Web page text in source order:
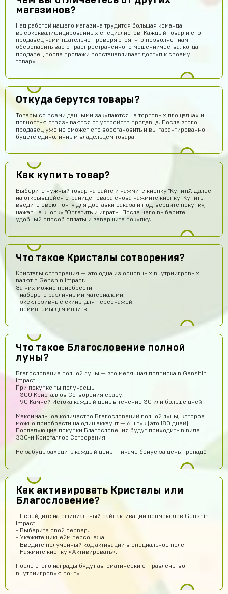
магазинов?
Над работой нашего магазина трудится большая команда
высококвалифицированных специалистов. Каждый товар и его
продавец нами тщательно проверяются, что позволяет нам
обезопасить вас от распространенного мошенничества, когда
продавец после продажи восстанавливает доступ к своему
товару.
Откуда берутся товары?
Товары со всеми данными закупаются на торговых площадках и
полностью отвязываются от устройств продавца. После этого
продавец уже не сможет его восстановить и вы гарантированно
будете единоличным владельцем товара.
Как купить товар?
Выберите нужный товар на сайте и нажмите кнопку "Купить". Далее
на открывшейся странице товара снова нажмите кнопку "Купить",
введите свою почту для доставки заказа и подтвердите покупку,
нажав на кнопку "Оплатить и играть". После чего выберите
удобный способ оплаты и завершите покупку.
Что такое Кристалы сотворения?
Кристалы сотворения — это одна из основных внутриигровых
валют в Genshin Impact.
За них можно приобрести:
- наборы с различными материалами,
- эксклюзивные скины для персонажей,
- примогемы для молитв.
Что такое Благословение полной
луны?
Благословение полной луны — это месячная подписка в Genshin
Impact.
При покупке ты получаешь:
- 300 Кристаллов Сотворения сразу;
- 90 Камней Истока каждый день в течение 30 или больше дней.
Максимальное количество Благословений полной луны, которое
можно приобрести на один аккаунт — 6 штук (это 180 дней).
Последующие покупки Благословения будут приходить в виде
330-и Кристаллов Сотворения.
Не забудь заходить каждый день — иначе бонус за день пропадёт!
Как активировать Кристалы или
Благословение?
- Перейдите на официальный сайт активации промокодов Genshin
Impact.
- Выберите свой сервер.
- Укажите никнейм персонажа.
- Введите полученный код активации в специальное поле.
- Нажмите кнопку «Активировать».
После этого награды будут автоматически отправлены во
внутриигровую почту.
Привет
Алексей Волков
Надежный))
Амир Калтаев
Офигетт
Сайт норм
10 часов назад